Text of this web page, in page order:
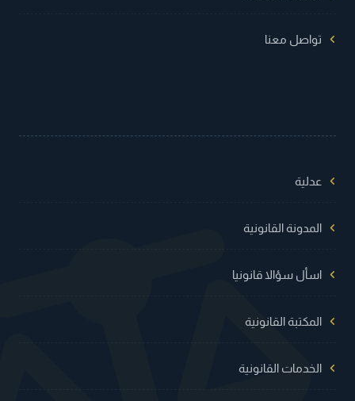
تواصل معنا
عدلية
المدونة القانونية
اسأل سؤالا قانونيا
المكتبة القانونية
الخدمات القانونية